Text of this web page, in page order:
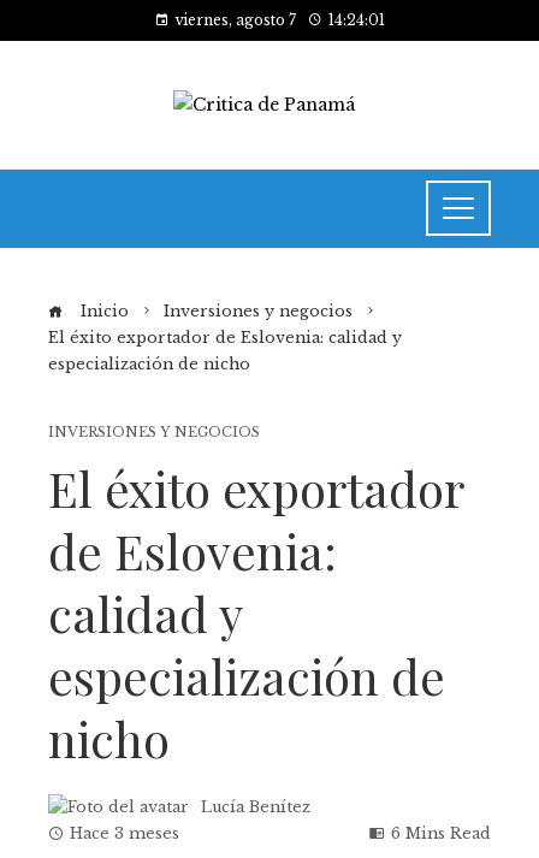
viernes, agosto 7 14:24:02
Inicio
Inversiones y negocios
El éxito exportador de Eslovenia: calidad y
especialización de nicho
INVERSIONES Y NEGOCIOS
El éxito exportador
de Eslovenia:
calidad y
especialización de
nicho
Lucía Benítez
Hace 3 meses
6 Mins Read